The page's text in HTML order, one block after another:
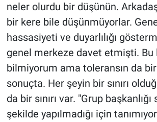
neler olurdu bir düşünün.
bir kere bile düşünmüyorlar.
hassasiyeti ve duyarlılığı
genel merkeze davet etmişti. Bu
bilmiyorum ama toleransın da bir
sonuçta. Her şeyin bir sınırı
da bir sınırı var. "Grup
şekilde yapılmadığı için